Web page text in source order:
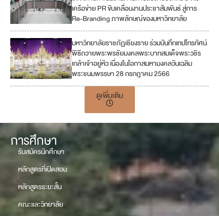
เครือข่าย PR ขับเคลื่อนงานประชาสัมพันธ์ สู่การ
Re-Branding ภาพลักษณ์ของมหาวิทยาลัย
มหาวิทยาลัยราชภัฏเชียงราย ร่วมบันทึกเทปโทรทัศน์
พิธีถวายพระพรชัยมงคลพระบาทสมเด็จพระวชิร
เกล้าเจ้าอยู่หัว เนื่องในโอกาสมหามงคลวันเฉลิม
พระชนมพรรษา 28 กรกฎาคม 2566
ดูเพิ่มเติม
การศึกษา
รับสมัครนักศึกษา
หลักสูตรที่เปิดสอน
หลักสูตรระยะสั้น
คณะและวิทยาลัย